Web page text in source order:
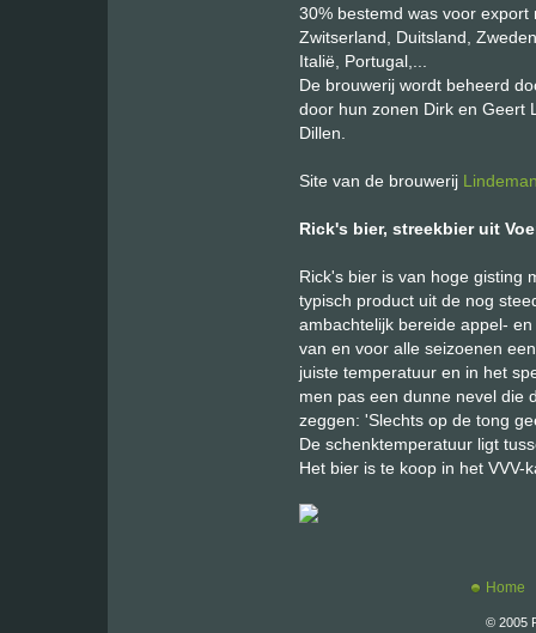
30% bestemd was voor
Zwitserland, Duitsland,
Italië, Portugal,...
De brouwerij wordt beheerd
door hun zonen Dirk en Geert
Dillen.
Site van de brouwerij
Rick's bier, streekbier uit
Rick's bier is van hoge gisting
typisch product uit de nog
ambachtelijk bereide appel-
van en voor alle seizoenen
juiste temperatuur en in het
men pas een dunne nevel die
zeggen: 'Slechts op de tong
De schenktemperatuur ligt
Het bier is te koop in het
Home
© 2005